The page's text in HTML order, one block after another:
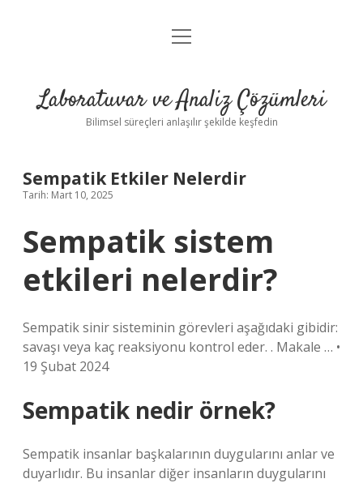
Anasayfa
Yasal Uyarı
menüyü
Laboratuvar ve Analiz Çözümleri
Bilimsel süreçleri anlaşılır şekilde keşfedin
Sempatik Etkiler Nelerdir
Tarih: Mart 10, 2025
Sempatik sistem
etkileri nelerdir?
Sempatik sinir sisteminin görevleri aşağıdaki gibidir:
savaşı veya kaç reaksiyonu kontrol eder. . Makale … •
19 Şubat 2024
Sempatik nedir örnek?
Sempatik insanlar başkalarının duygularını anlar ve
duyarlıdır. Bu insanlar diğer insanların duygularını